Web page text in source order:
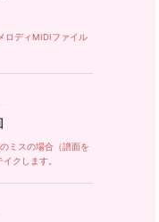
ロディMIDIファイル
ミスの場合（譜面を
クします。